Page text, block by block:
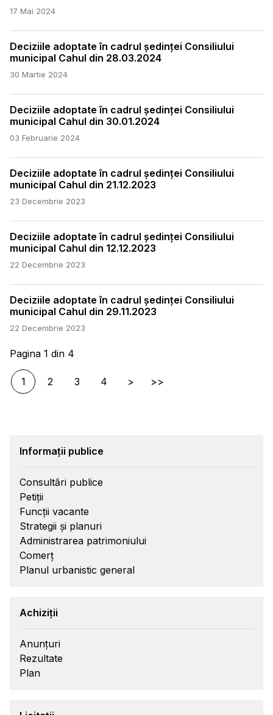
17 Mai 2024
Deciziile adoptate în cadrul ședinței Consiliului
municipal Cahul din 28.03.2024
30 Martie 2024
Deciziile adoptate în cadrul ședinței Consiliului
municipal Cahul din 30.01.2024
03 Februarie 2024
Deciziile adoptate în cadrul ședinței Consiliului
municipal Cahul din 21.12.2023
23 Decembrie 2023
Deciziile adoptate în cadrul ședinței Consiliului
municipal Cahul din 12.12.2023
22 Decembrie 2023
Deciziile adoptate în cadrul ședinței Consiliului
municipal Cahul din 29.11.2023
22 Decembrie 2023
Pagina 1 din 4
1 2 3 4 > >>
Informații publice
Consultări publice
Petiții
Funcții vacante
Strategii și planuri
Administrarea patrimoniului
Comerț
Planul urbanistic general
Achiziții
Anunțuri
Rezultate
Plan